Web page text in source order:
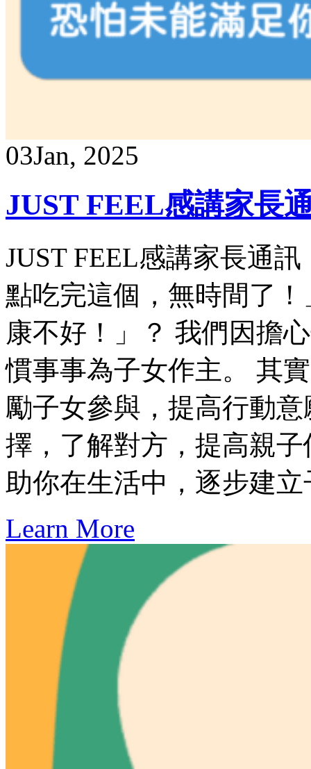
03Jan, 2025
JUST FEEL感講家長
JUST FEEL感講家長通
點吃完這個，無時間了
康不好！」？ 我們因擔
慣事事為子女作主。 其
勵子女參與，提高行動
擇，了解對方，提高親
助你在生活中，逐步建
Learn More